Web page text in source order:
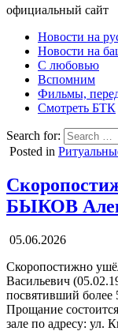
официальный сайт
Новости на
Новости на
С любовью
Вспомним
Фильмы,
Смотреть БТК
Search for:
Posted in
БЫКОВ
05.06.2026
Скоропостижно
Васильевич
посвятивший
Прощание
зале по адресу: ул.